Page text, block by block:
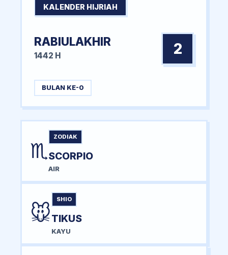
KALENDER HIJRIAH
RABIULAKHIR
1442 H 2
BULAN KE-0
♏
ZODIAK
SCORPIO
AIR
🐭
SHIO
TIKUS
KAYU